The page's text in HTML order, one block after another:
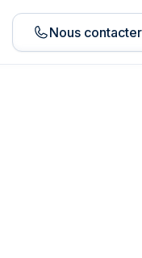
Nous contacter